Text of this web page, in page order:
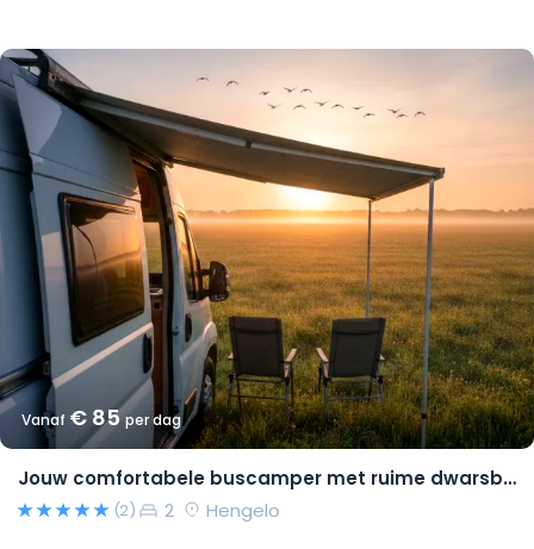
Vanaf € 85per dag
Jouw comfortabele buscamper met ruime dwarsbedden en natural look(s)!
(2) 2 Hengelo